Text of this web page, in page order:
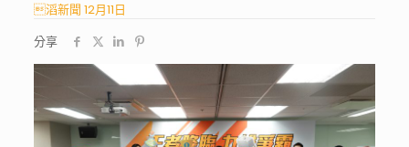
滔新聞 12月11日
分享